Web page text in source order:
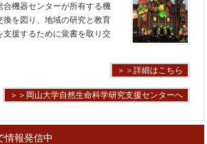
合機器センターが所有する機
換を図り、地域の研究と教育
支援するために覚書を取り交
＞＞詳細はこちら
＞＞岡山大学自然生命科学研究支援センターへ
情報発信中